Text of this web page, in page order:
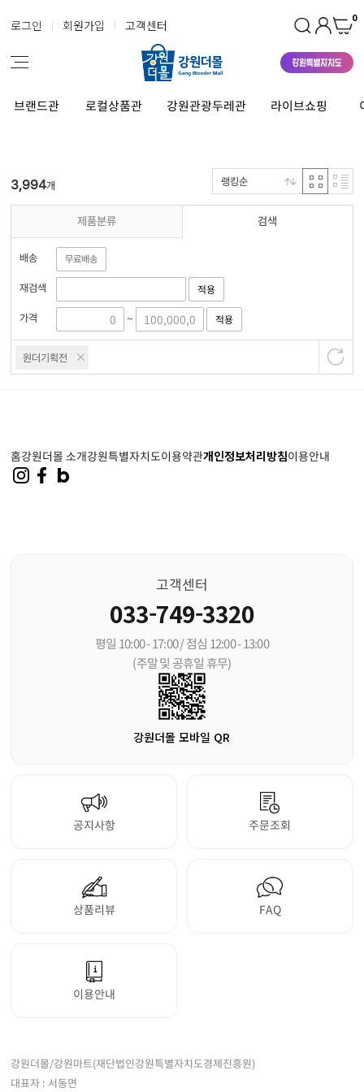
로그인 회원가입 고객센터 0
브랜드관 로컬상품관 강원관광두레관 라이브쇼핑
제품분류 검색
배송 무료배송
재검색 적용
가격 ~ 적용
원더기획전
3,994개 랭킹순
홈강원더몰 소개강원특별자치도이용약관개인정보처리방침이용안내
고객센터
033-749-3320
평일 10:00 - 17:00 / 점심 12:00 - 13:00
(주말 및 공휴일 휴무)
강원더몰 모바일 QR
공지사항 주문조회
상품리뷰 FAQ
이용안내
강원더몰/강원마트(재단법인강원특별자치도경제진흥원)
대표자 : 서동면